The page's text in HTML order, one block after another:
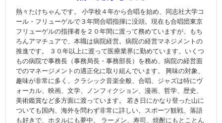
熱々たけちゃんです。 小学校４年から合唱を始め、同志社大学コ
ール・フリューゲルで３年間合唱指揮に没頭。現在も合唱団東京
フリューゲルの指揮者を２０年間に渡って務めていますが、もち
ろんアマチュアで、本職は病院経営。病院の経営マネジメントの
推進です。 ３０年以上に渡って医療業界に勤めています。いくつ
もの病院で事務長（事務局長・事務部長）を務め、病院の経営面
でのマネージメントの適正化に取り組んでいます。 興味の対象、
趣味が非常に多く、クラシック音楽全般、合唱、ジャズは特にヴ
ォーカル、映画、文学、ノンフィクション、漫画、哲学、歴史、
美術鑑賞など多方面に渡っています。 若き日にかなり登った山に
ついても国内、海外を問わず非常に詳しい。スポーツ観戦、落語
も好きで、ホタルにも夢中。 ラーメン、寿司、焼酎にもとことん